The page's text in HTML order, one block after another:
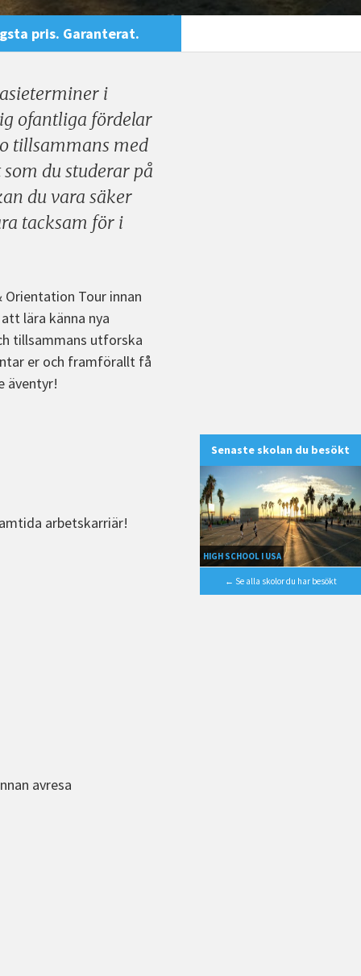
pris. Garanterat.
i
ofantliga fördelar
tillsammans med
du studerar på
du vara säker
tacksam för i
Orientation Tour innan
lära känna nya
tillsammans utforska
er och framförallt få
äventyr!
arbetskarriär!
avresa
Senaste skolan du besökt
HIGH SCHOOL I USA
← Se alla skolor du har besökt